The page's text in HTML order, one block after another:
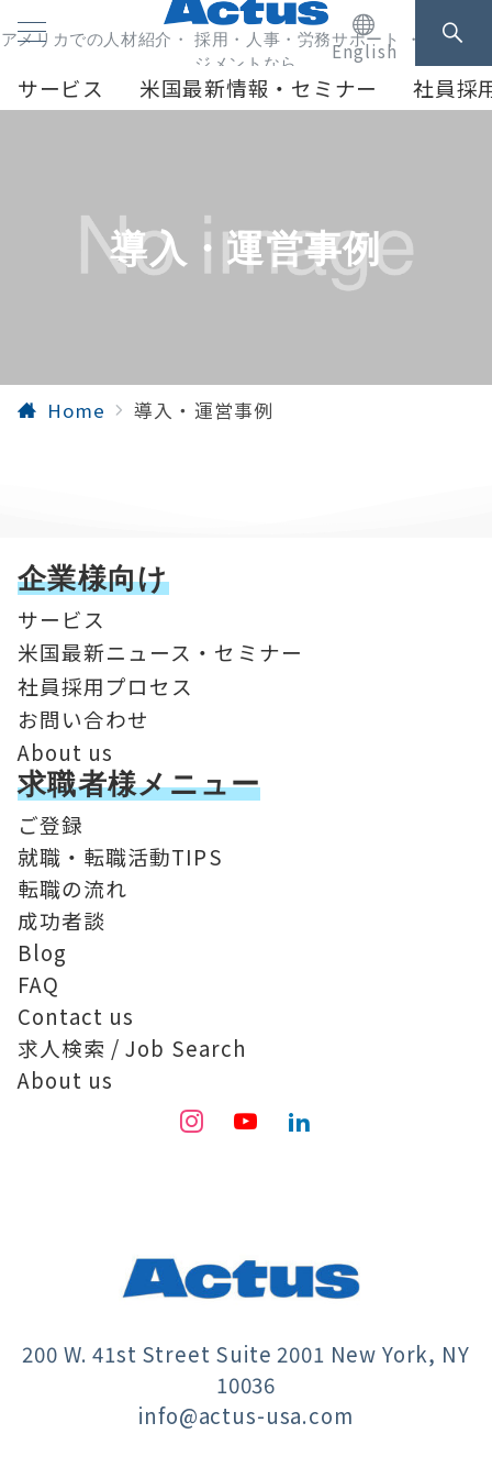
アメリカでの人材紹介・ 採用・人事・労務サポート ・人事マネ
ジメントなら
English
サービス 米国最新情報・セミナー 社員採
導入・運営事例
Home 導入・運営事例
企業様向け
サービス
米国最新ニュース・セミナー
社員採用プロセス
お問い合わせ
About us
求職者様メニュー
ご登録
就職・転職活動TIPS
転職の流れ
成功者談
Blog
FAQ
Contact us
求人検索 / Job Search
About us
200 W. 41st Street Suite 2001 New York, NY
10036
info@actus-usa.com